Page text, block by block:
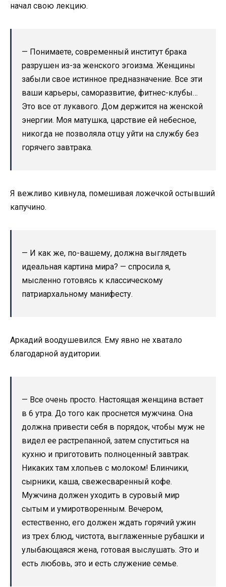
начал свою лекцию.
— Понимаете, современный институт брака
разрушен из-за женского эгоизма. Женщины
забыли свое истинное предназначение. Все эти
ваши карьеры, саморазвитие, фитнес-клубы…
Это все от лукавого. Дом держится на женской
энергии. Моя матушка, царствие ей небесное,
никогда не позволяла отцу уйти на службу без
горячего завтрака.
Я вежливо кивнула, помешивая ложечкой остывший
капучино.
— И как же, по-вашему, должна выглядеть
идеальная картина мира? — спросила я,
мысленно готовясь к классическому
патриархальному манифесту.
Аркадий воодушевился. Ему явно не хватало
благодарной аудитории.
— Все очень просто. Настоящая женщина встает
в 6 утра. До того как проснется мужчина. Она
должна привести себя в порядок, чтобы муж не
видел ее растрепанной, затем спуститься на
кухню и приготовить полноценный завтрак.
Никаких там хлопьев с молоком! Блинчики,
сырники, каша, свежесваренный кофе.
Мужчина должен уходить в суровый мир
сытым и умиротворенным. Вечером,
естественно, его должен ждать горячий ужин
из трех блюд, чистота, выглаженные рубашки и
улыбающаяся жена, готовая выслушать. Это и
есть любовь, это и есть служение семье.